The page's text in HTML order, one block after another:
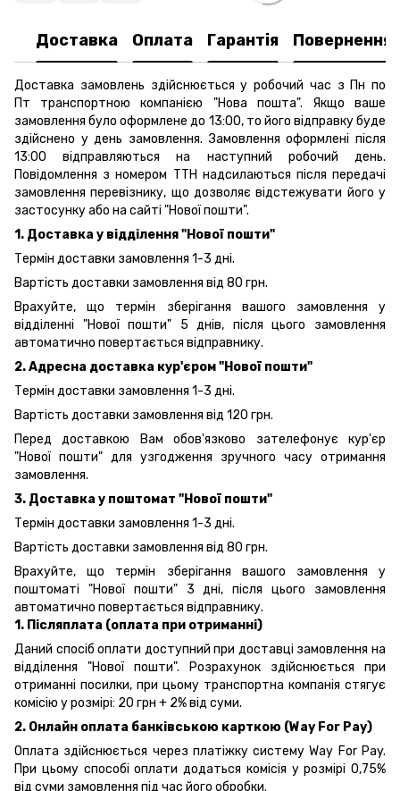
Доставка Оплата Гарантія Повернення
Доставка замовлень здійснюється у робочий час з Пн по
Пт транспортною компанією "Нова пошта". Якщо ваше
замовлення було оформлене до 13:00, то його відправку буде
здійснено у день замовлення. Замовлення оформлені після
13:00 відправляються на наступний робочий день.
Повідомлення з номером ТТН надсилаються після передачі
замовлення перевізнику, що дозволяє відстежувати його у
застосунку або на сайті "Нової пошти".
1. Доставка у відділення "Нової пошти"
Термін доставки замовлення 1-3 дні.
Вартість доставки замовлення від 80 грн.
Врахуйте, що термін зберігання вашого замовлення у
відділенні "Нової пошти" 5 днів, після цього замовлення
автоматично повертається відправнику.
2. Адресна доставка кур'єром "Нової пошти"
Термін доставки замовлення 1-3 дні.
Вартість доставки замовлення від 120 грн.
Перед доставкою Вам обов'язково зателефонує кур'єр
"Нової пошти" для узгодження зручного часу отримання
замовлення.
3. Доставка у поштомат "Нової пошти"
Термін доставки замовлення 1-3 дні.
Вартість доставки замовлення від 80 грн.
Врахуйте, що термін зберігання вашого замовлення у
поштоматі "Нової пошти" 3 дні, після цього замовлення
автоматично повертається відправнику.
1. Післяплата (оплата при отриманні)
Даний спосіб оплати доступний при доставці замовлення на
відділення "Нової пошти". Розрахунок здійснюється при
отриманні посилки, при цьому транспортна компанія стягує
комісію у розмірі: 20 грн + 2% від суми.
2. Онлайн оплата банківською карткою (Way For Pay)
Оплата здійснюється через платіжку систему Way For Pay.
При цьому способі оплати додаться комісія у розмірі 0,75%
від суми замовлення під час його обробки.